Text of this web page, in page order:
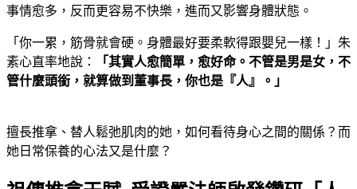
事情愈多，反而更容易不快樂，進而又影響身體狀態。
「你一累，筋骨就會硬。身體最好要柔軟得跟嬰兒一樣！」朱
素心直率地說：
「其實人愈簡單，愈好命。不管是男是女，不
管什麼頭銜，就算做到董事長，你也是『人』。」
擅長推拿、替人鬆弛肌肉的她，如何看待身心之間的關係？而
她日常保養的心法又是什麼？